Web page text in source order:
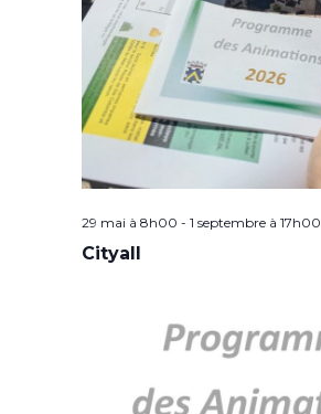
29 mai à 8h00 - 1 septembre à 17h00
Cityall